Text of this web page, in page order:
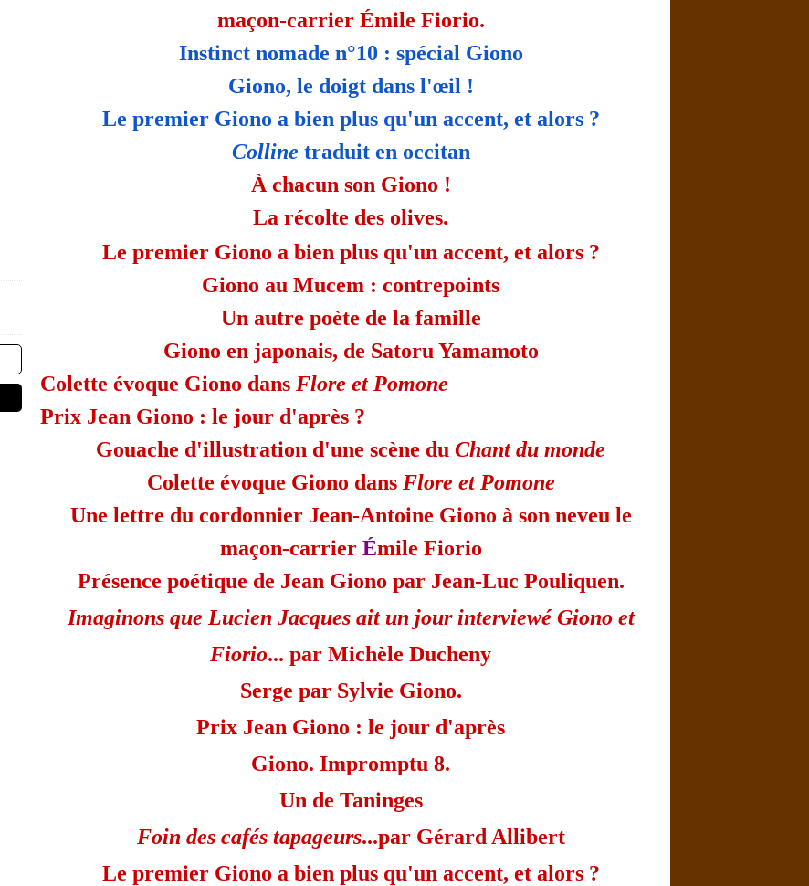
maçon-carrier Émile Fiorio.
Instinct nomade n°10 : spécial Giono
Giono, le doigt dans l'œil !
Le premier Giono a bien plus qu'un accent, et alors ?
Colline traduit en occitan
À chacun son Giono !
La récolte des olives.
Le premier Giono a bien plus qu'un accent, et alors ?
Giono au Mucem : contrepoints
Un autre poète de la famille
Giono en japonais, de Satoru Yamamoto
Colette évoque Giono dans Flore et Pomone
Prix Jean Giono : le jour d'après ?
Gouache d'illustration d'une scène du Chant du monde
Colette évoque Giono dans Flore et Pomone
Une lettre du cordonnier Jean-Antoine Giono à son neveu le
maçon-carrier Émile Fiorio
Présence poétique de Jean Giono par Jean-Luc Pouliquen.
Imaginons que Lucien Jacques ait un jour interviewé Giono et
Fiorio... par Michèle Ducheny
Serge par Sylvie Giono.
Prix Jean Giono : le jour d'après
Giono. Impromptu 8.
Un de Taninges
Foin des cafés tapageurs...par Gérard Allibert
Le premier Giono a bien plus qu'un accent, et alors ?